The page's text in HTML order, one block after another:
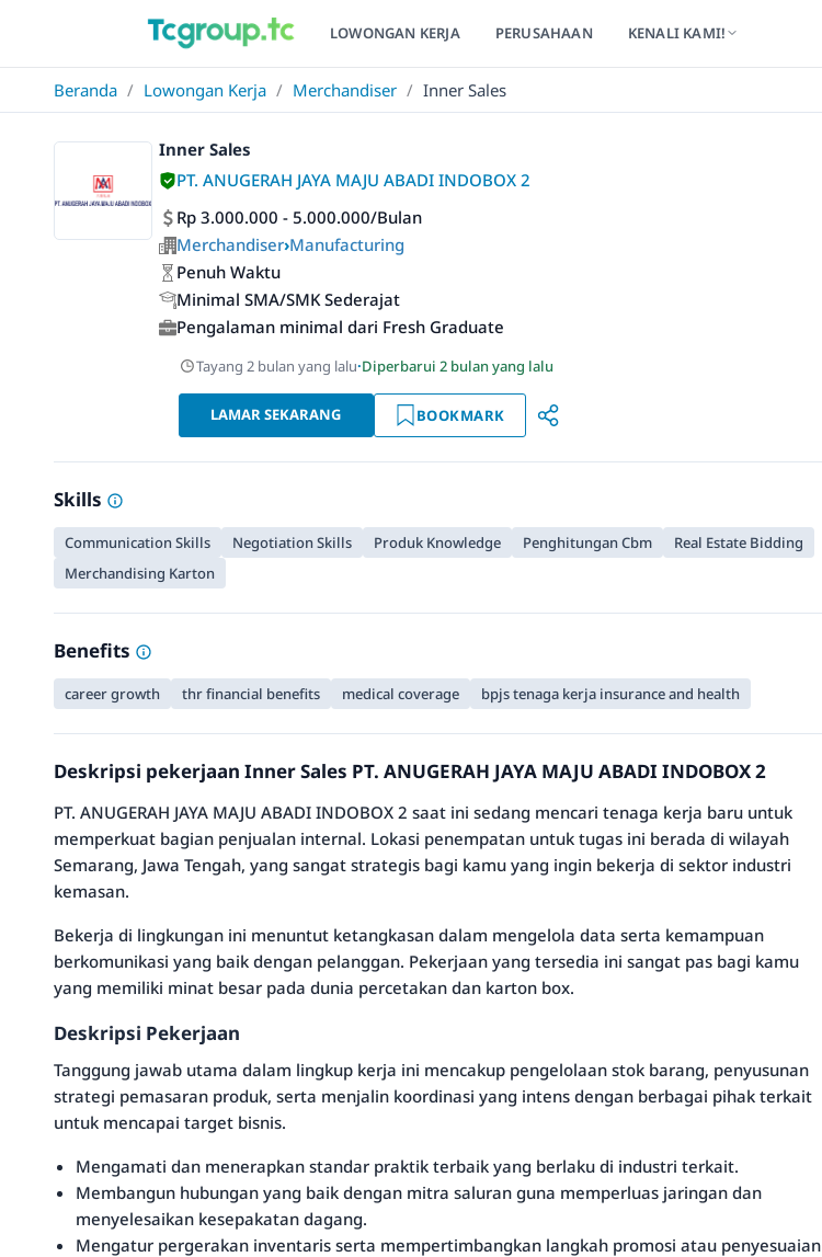
LOWONGAN KERJA PERUSAHAAN KENALI KAMI!
Beranda / Lowongan Kerja / Merchandiser / Inner Sales
Inner Sales
PT. ANUGERAH JAYA MAJU ABADI INDOBOX 2
Rp 3.000.000 - 5.000.000/Bulan
Merchandiser›Manufacturing
Penuh Waktu
Minimal SMA/SMK Sederajat
Pengalaman minimal dari Fresh Graduate
Tayang 2 bulan yang lalu·Diperbarui 2 bulan yang lalu
LAMAR SEKARANG BOOKMARK
Skills
Communication Skills Negotiation Skills Produk Knowledge Penghitungan Cbm
Real Estate Bidding
Merchandising Karton
Benefits
career growth thr financial benefits medical coverage bpjs tenaga kerja insurance and health
Deskripsi pekerjaan Inner Sales PT. ANUGERAH JAYA MAJU ABADI INDOBOX 2
PT. ANUGERAH JAYA MAJU ABADI INDOBOX 2 saat ini sedang mencari tenaga kerja baru untuk
memperkuat bagian penjualan internal. Lokasi penempatan untuk tugas ini berada di wilayah
Semarang, Jawa Tengah, yang sangat strategis bagi kamu yang ingin bekerja di sektor industri
kemasan.
Bekerja di lingkungan ini menuntut ketangkasan dalam mengelola data serta kemampuan
berkomunikasi yang baik dengan pelanggan. Pekerjaan yang tersedia ini sangat pas bagi kamu
yang memiliki minat besar pada dunia percetakan dan karton box.
Deskripsi Pekerjaan
Tanggung jawab utama dalam lingkup kerja ini mencakup pengelolaan stok barang, penyusunan
strategi pemasaran produk, serta menjalin koordinasi yang intens dengan berbagai pihak terkait
untuk mencapai target bisnis.
Mengamati dan menerapkan standar praktik terbaik yang berlaku di industri terkait.
Membangun hubungan yang baik dengan mitra saluran guna memperluas jaringan dan
menyelesaikan kesepakatan dagang.
Mengatur pergerakan inventaris serta mempertimbangkan langkah promosi atau penyesuaian